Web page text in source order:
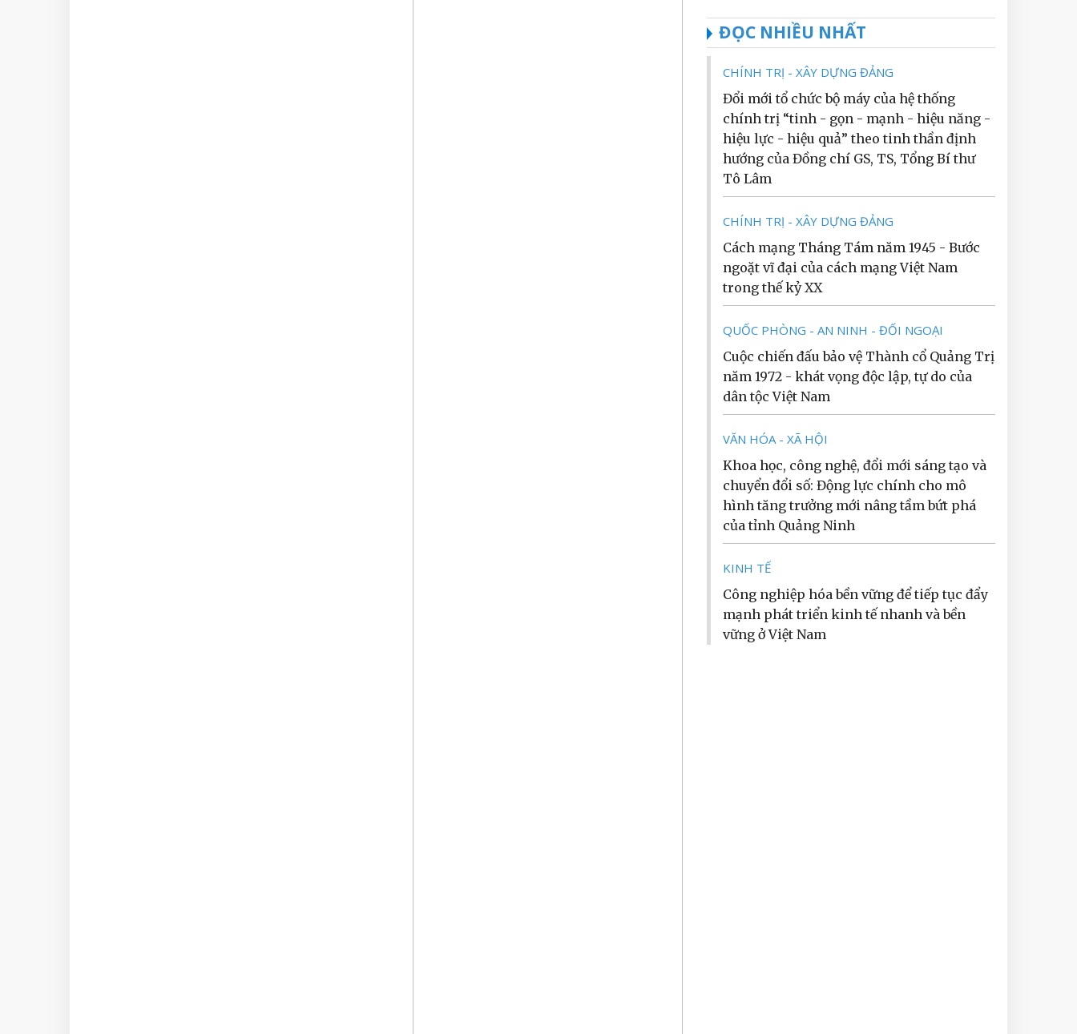
ĐỌC NHIỀU NHẤT
CHÍNH TRỊ - XÂY DỰNG ĐẢNG
Đổi mới tổ chức bộ máy của hệ thống
chính trị “tinh - gọn - mạnh - hiệu năng -
hiệu lực - hiệu quả” theo tinh thần định
hướng của Đồng chí GS, TS, Tổng Bí thư
Tô Lâm
CHÍNH TRỊ - XÂY DỰNG ĐẢNG
Cách mạng Tháng Tám năm 1945 - Bước
ngoặt vĩ đại của cách mạng Việt Nam
trong thế kỷ XX
QUỐC PHÒNG - AN NINH - ĐỐI NGOẠI
Cuộc chiến đấu bảo vệ Thành cổ Quảng Trị
năm 1972 - khát vọng độc lập, tự do của
dân tộc Việt Nam
VĂN HÓA - XÃ HỘI
Khoa học, công nghệ, đổi mới sáng tạo và
chuyển đổi số: Động lực chính cho mô
hình tăng trưởng mới nâng tầm bứt phá
của tỉnh Quảng Ninh
KINH TẾ
Công nghiệp hóa bền vững để tiếp tục đẩy
mạnh phát triển kinh tế nhanh và bền
vững ở Việt Nam